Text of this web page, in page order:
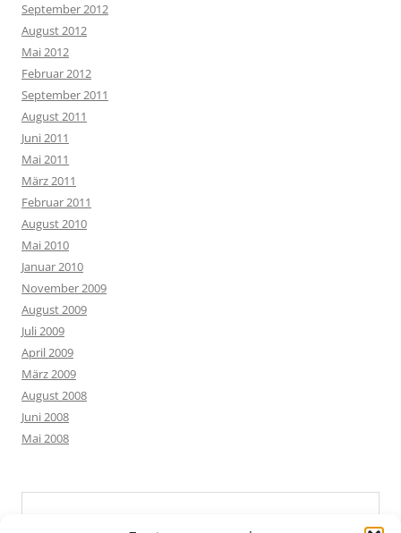
September 2012
August 2012
Mai 2012
Februar 2012
September 2011
August 2011
Juni 2011
Mai 2011
März 2011
Februar 2011
August 2010
Mai 2010
Januar 2010
November 2009
August 2009
Juli 2009
April 2009
März 2009
August 2008
Juni 2008
Mai 2008